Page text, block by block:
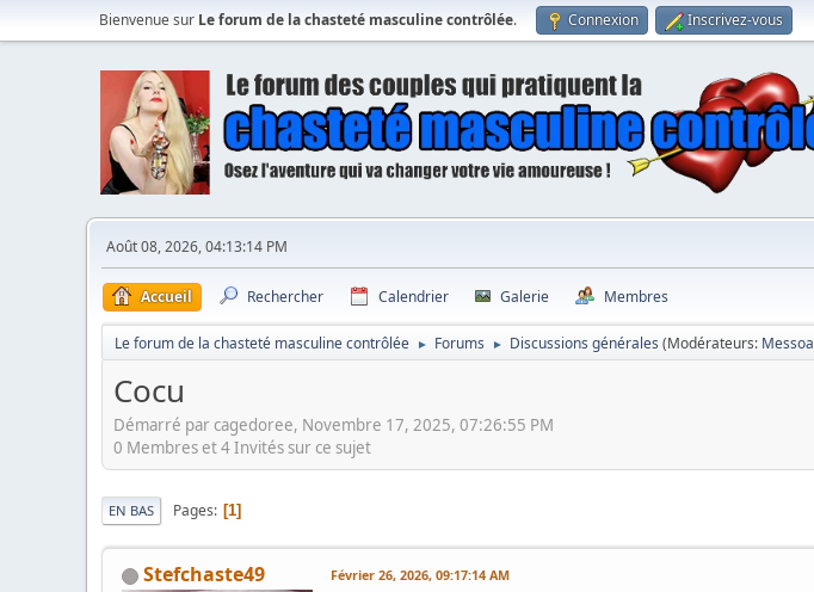
Bienvenue sur Le forum de la chasteté masculine contrôlée. Connexion Inscrivez-vous
Août 08, 2026, 04:13:14 PM
Accueil Rechercher Calendrier Galerie Membres
Le forum de la chasteté masculine contrôlée ► Forums ► Discussions générales (Modérateurs: Messoa
Cocu
Démarré par cagedoree, Novembre 17, 2025, 07:26:55 PM
0 Membres et 4 Invités sur ce sujet
EN BAS Pages 1
Stefchaste49 Février 26, 2026, 09:17:14 AM